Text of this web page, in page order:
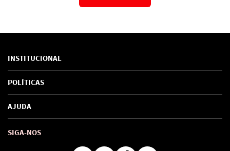
INSTITUCIONAL
Sobre Nós
Marcas
SAC de marcas
Como comprar
POLÍTICAS
Política de Privacidade
Troca e Devoluções
Formas de Pagamento
Regra de Frete Grátis
AJUDA
SIGA-NOS